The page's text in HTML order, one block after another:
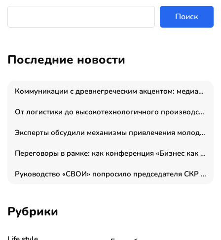
Поиск
Последние новости
Коммуникации с древнегреческим акцентом: медиаменеджер и журналист Владимир Дергачев запустил коммуникационное агентство «Сократ 2.0»
От логистики до высокотехнологичного производства: как основатель “гагаринга” выстраивает экосистему безопасности и гражданских БПЛА
Эксперты обсудили механизмы привлечения молодых специалистов в промышленные города
Переговоры в рамке: как конференция «Бизнес как искусство» переформатирует деловой этикет в стенах ТПП РФ
Руководство «СВОИ» попросило председателя СКР дать правовую оценку обысков в тыловом штабе
Рубрики